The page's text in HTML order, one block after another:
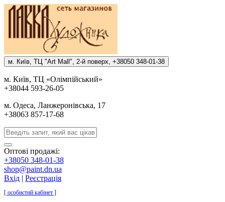
м. Киïв, ТЦ "Art Mall", 2-й поверх, +38050 348-01-38
м. Киïв, ТЦ «Олiмпiйський»
+38044 593-26-05
м. Одеса, Ланжеронiвська, 17
+38063 857-17-68
Оптові продажі:
+38050 348-01-38
shop@paint.dn.ua
Вхід | Реєстрація
[ особистий кабінет ]